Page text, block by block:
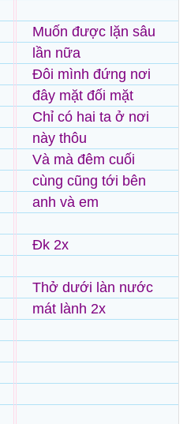
Muốn được lặn sâu
lần nữa
Đôi mình đứng nơi
đây mặt đối mặt
Chỉ có hai ta ở nơi
này thôu
Và mà đêm cuối
cùng cũng tới bên
anh và em
Đk 2x
Thở dưới làn nước
mát lành 2x